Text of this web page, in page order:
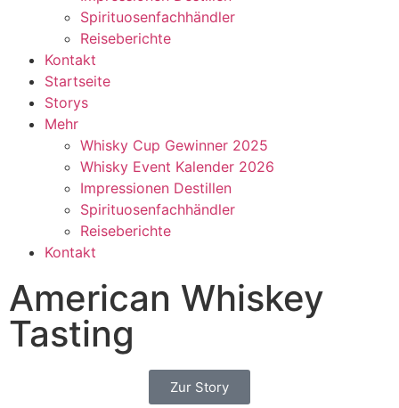
Spirituosenfachhändler
Reiseberichte
Kontakt
Startseite
Storys
Mehr
Whisky Cup Gewinner 2025
Whisky Event Kalender 2026
Impressionen Destillen
Spirituosenfachhändler
Reiseberichte
Kontakt
American Whiskey
Tasting
Zur Story